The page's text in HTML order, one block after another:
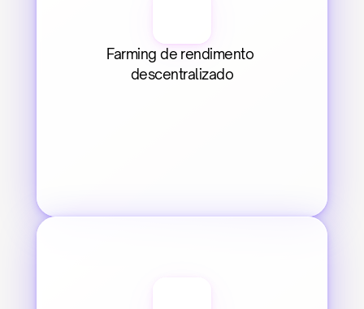
Farming de rendimento
descentralizado